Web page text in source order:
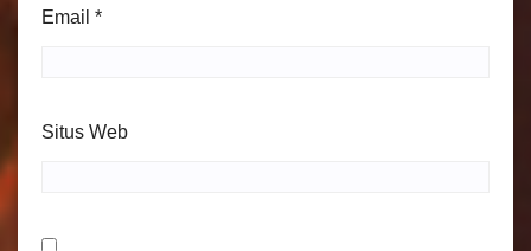
Email *
Situs Web